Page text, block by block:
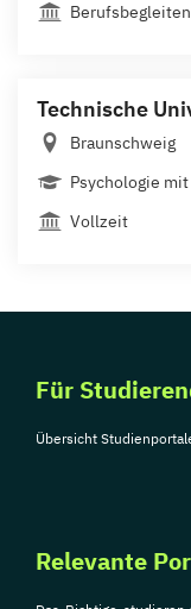
Technische
Braunschweig
Psychologie
Vollzeit
Für
Übersicht
Relevante